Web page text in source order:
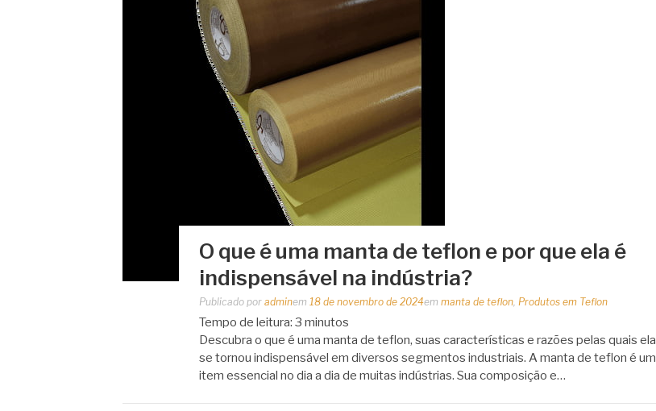
O que é uma manta de teflon e por que ela é
indispensável na indústria?
Publicado por adminem 18 de novembro de 2024em manta de teflon, Produtos em Teflon
Tempo de leitura: 3 minutos
Descubra o que é uma manta de teflon, suas características e razões pelas quais ela
se tornou indispensável em diversos segmentos industriais. A manta de teflon é um
item essencial no dia a dia de muitas indústrias. Sua composição e…